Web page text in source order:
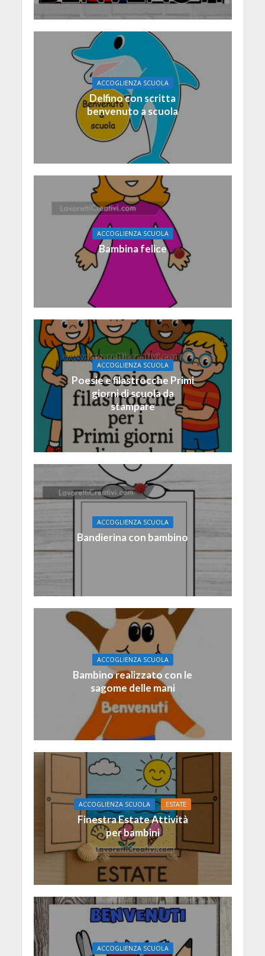
ACCOGLIENZA SCUOLA
Delfino con scritta
benvenuto a scuola
ACCOGLIENZA SCUOLA
Bambina felice
ACCOGLIENZA SCUOLA
Poesie e filastrocche Primi
giorni di scuola da
stampare
ACCOGLIENZA SCUOLA
Bandierina con bambino
ACCOGLIENZA SCUOLA
Bambino realizzato con le
sagome delle mani
ACCOGLIENZA SCUOLA ESTATE
Finestra Estate Attività
per bambini
ACCOGLIENZA SCUOLA